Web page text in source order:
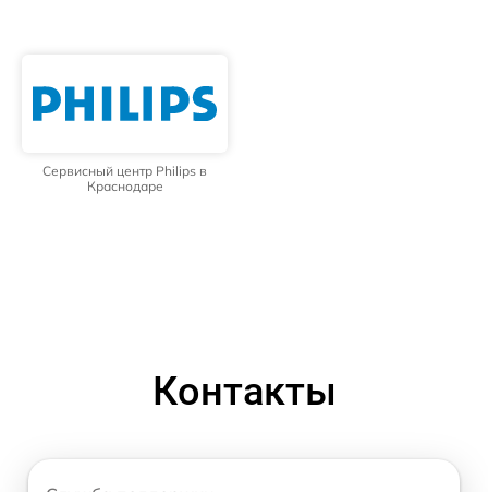
Сервисный центр Philips в
Краснодаре
Контакты